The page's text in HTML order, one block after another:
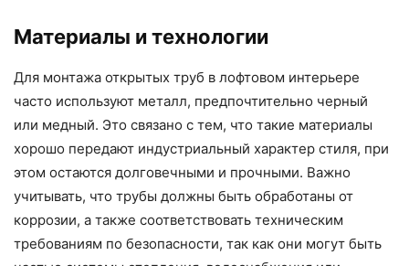
Материалы и технологии
Для монтажа открытых труб в лофтовом интерьере
часто используют металл, предпочтительно черный
или медный. Это связано с тем, что такие материалы
хорошо передают индустриальный характер стиля, при
этом остаются долговечными и прочными. Важно
учитывать, что трубы должны быть обработаны от
коррозии, а также соответствовать техническим
требованиям по безопасности, так как они могут быть